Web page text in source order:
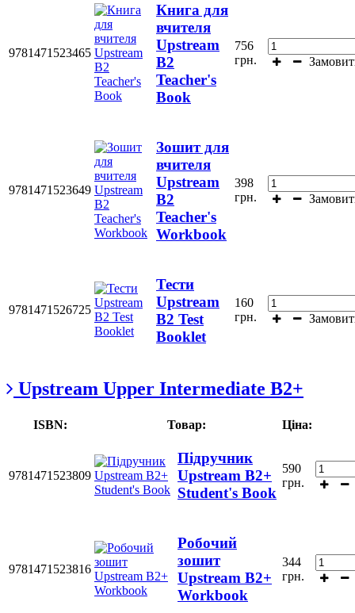
9781471523465
Книга для
вчителя
Upstream
В2
Teacher's
Book
756
грн.
9781471523649
Зошит для
вчителя
Upstream
В2
Teacher's
Workbook
398
грн.
9781471526725
Тести
Upstream
B2 Test
Booklet
160
грн.
Upstream Upper Intermediate B2+
ISBN: Товар: Ціна:
9781471523809
Підручник
Upstream B2+
Student's Book
590
грн.
9781471523816
Робочий
зошит
Upstream B2+
Workbook
344
грн.